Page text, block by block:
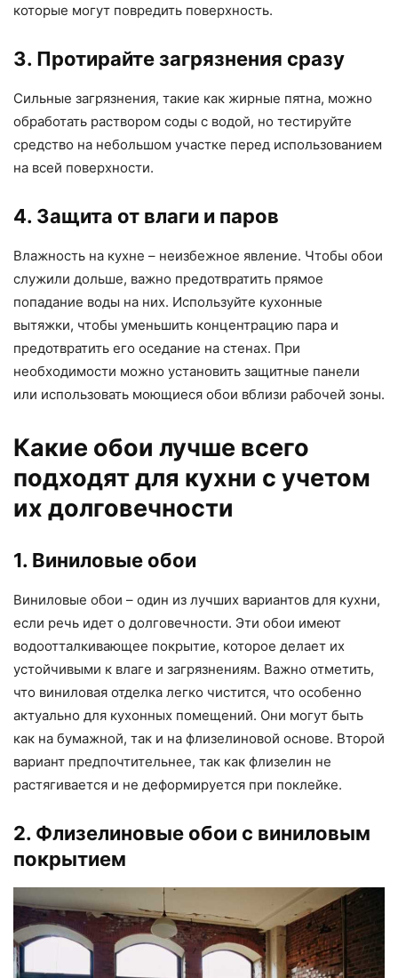
которые могут повредить поверхность.
3. Протирайте загрязнения сразу
Сильные загрязнения, такие как жирные пятна, можно
обработать раствором соды с водой, но тестируйте
средство на небольшом участке перед использованием
на всей поверхности.
4. Защита от влаги и паров
Влажность на кухне – неизбежное явление. Чтобы обои
служили дольше, важно предотвратить прямое
попадание воды на них. Используйте кухонные
вытяжки, чтобы уменьшить концентрацию пара и
предотвратить его оседание на стенах. При
необходимости можно установить защитные панели
или использовать моющиеся обои вблизи рабочей зоны.
Какие обои лучше всего
подходят для кухни с учетом
их долговечности
1. Виниловые обои
Виниловые обои – один из лучших вариантов для кухни,
если речь идет о долговечности. Эти обои имеют
водоотталкивающее покрытие, которое делает их
устойчивыми к влаге и загрязнениям. Важно отметить,
что виниловая отделка легко чистится, что особенно
актуально для кухонных помещений. Они могут быть
как на бумажной, так и на флизелиновой основе. Второй
вариант предпочтительнее, так как флизелин не
растягивается и не деформируется при поклейке.
2. Флизелиновые обои с виниловым
покрытием